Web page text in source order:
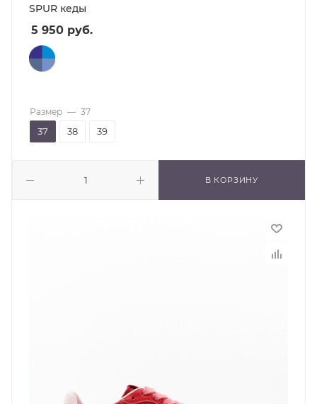
SPUR кеды
5 950 руб.
В КОРЗИНУ
Размер — 37
37 38 39